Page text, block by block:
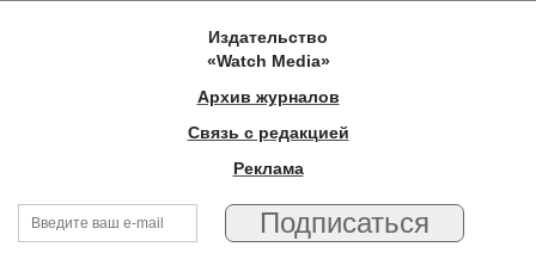
Издательство
«Watch Media»
Архив журналов
Связь с редакцией
Реклама